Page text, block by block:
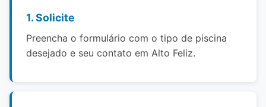
1. Solicite
Preencha o formulário com o tipo de piscina
desejado e seu contato em Alto Feliz.